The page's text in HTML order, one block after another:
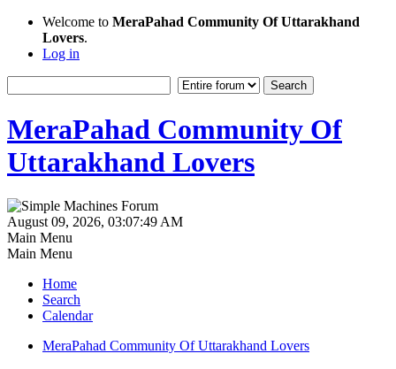
Welcome to MeraPahad Community Of Uttarakhand
Lovers.
Log in
MeraPahad Community Of
Uttarakhand Lovers
August 09, 2026, 03:07:49 AM
Main Menu
Main Menu
Home
Search
Calendar
MeraPahad Community Of Uttarakhand Lovers